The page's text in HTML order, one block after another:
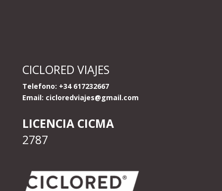
CICLORED VIAJES
Telefono: +34 617232667
Email: cicloredviajes@gmail.com
LICENCIA CICMA
2787